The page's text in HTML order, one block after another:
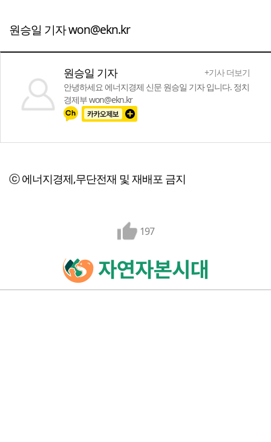
원승일 기자 won@ekn.kr
원승일 기자
+기사 더보기
안녕하세요 에너지경제 신문 원승일 기자 입니다. 정치
경제부 won@ekn.kr
ⓒ 에너지경제,무단전재 및 재배포 금지
197